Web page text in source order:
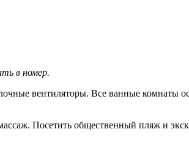
в номер.
вентиляторы. Все ванные комнаты
Посетить общественный пляж и